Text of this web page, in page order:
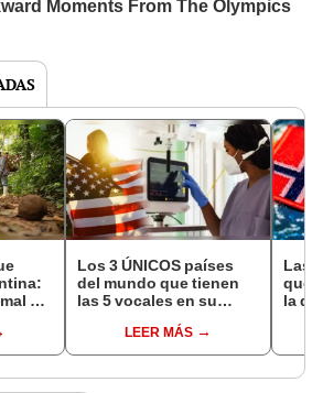
y
de
Los 3 ÚNICOS países
del mundo que tienen
las 5 vocales en su
con unoLEER MÁS
Las
que
la de